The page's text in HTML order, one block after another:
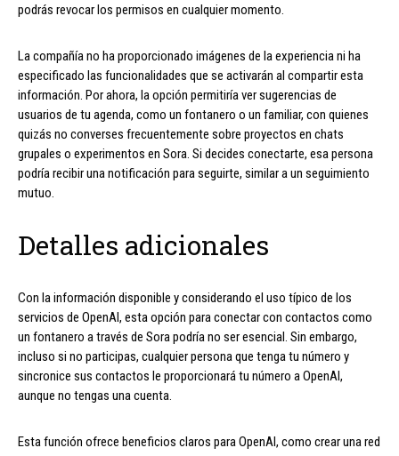
podrás revocar los permisos en cualquier momento.
La compañía no ha proporcionado imágenes de la experiencia ni ha
especificado las funcionalidades que se activarán al compartir esta
información. Por ahora, la opción permitiría ver sugerencias de
usuarios de tu agenda, como un fontanero o un familiar, con quienes
quizás no converses frecuentemente sobre proyectos en chats
grupales o experimentos en Sora. Si decides conectarte, esa persona
podría recibir una notificación para seguirte, similar a un seguimiento
mutuo.
Detalles adicionales
Con la información disponible y considerando el uso típico de los
servicios de OpenAI, esta opción para conectar con contactos como
un fontanero a través de Sora podría no ser esencial. Sin embargo,
incluso si no participas, cualquier persona que tenga tu número y
sincronice sus contactos le proporcionará tu número a OpenAI,
aunque no tengas una cuenta.
Esta función ofrece beneficios claros para OpenAI, como crear una red